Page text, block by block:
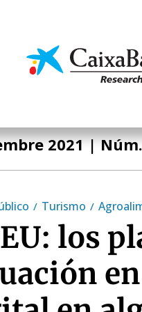
Economía
2021|
Turismo
los